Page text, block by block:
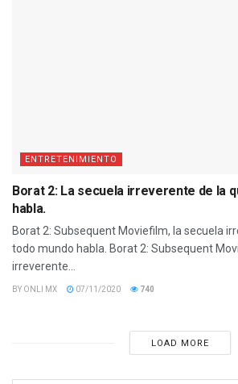
ENTRETENIMIENTO
Borat 2: La secuela irreverente de la
habla.
Borat 2: Subsequent Moviefilm, la secuela
todo mundo habla. Borat 2: Subsequent
irreverente...
BY ONLI MX 07/11/2020 740
LOAD MORE